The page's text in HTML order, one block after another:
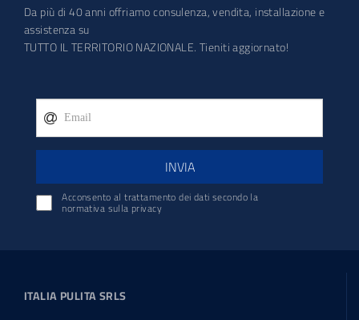
Da più di 40 anni offriamo consulenza, vendita, installazione e
assistenza su
TUTTO IL TERRITORIO NAZIONALE. Tieniti aggiornato!
INVIA
Acconsento al trattamento dei dati secondo la
normativa sulla privacy
ITALIA PULITA SRLS